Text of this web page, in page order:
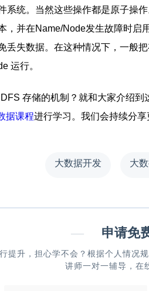
系统。当然这些操作都是原子操
，并在Name/Node发生故障时启
丢失数据。在这种情况下，一般
运行。
存储的机制？就和大家介绍到
据课程进行学习。我们会持续分
大数据开发 大
— 申请免
提升，担心学不会？根据个人情况
讲师一对一辅导，在